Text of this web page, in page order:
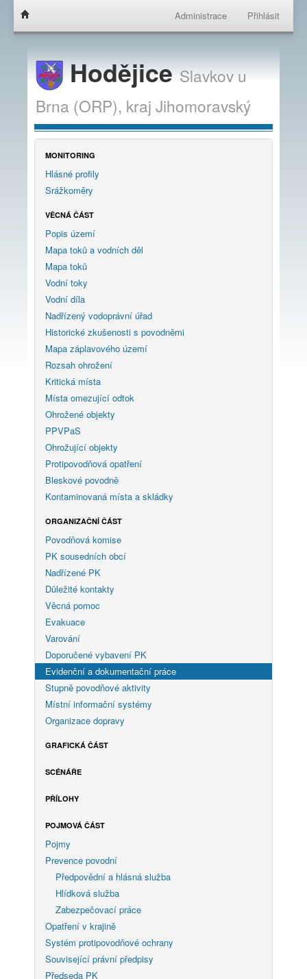
Administrace Přihlásit
HodějiceSlavkov u
Brna (ORP), kraj Jihomoravský
MONITORING
Hlásné profily
Srážkoměry
VĚCNÁ ČÁST
Popis území
Mapa toků a vodních děl
Mapa toků
Vodní toky
Vodní díla
Nadřízený vodoprávní úřad
Historické zkušenosti s povodněmi
Mapa záplavového území
Rozsah ohrožení
Kritická místa
Místa omezující odtok
Ohrožené objekty
PPVPaS
Ohrožující objekty
Protipovodňová opatření
Bleskové povodně
Kontaminovaná místa a skládky
ORGANIZAČNÍ ČÁST
Povodňová komise
PK sousedních obcí
Nadřízené PK
Důležité kontakty
Věcná pomoc
Evakuace
Varování
Doporučené vybavení PK
Evidenční a dokumentační práce
Stupně povodňové aktivity
Místní informační systémy
Organizace dopravy
GRAFICKÁ ČÁST
SCÉNÁŘE
PŘÍLOHY
POJMOVÁ ČÁST
Pojmy
Prevence povodní
Předpovědní a hlásná služba
Hlídková služba
Zabezpečovací práce
Opatření v krajině
Systém protipovodňové ochrany
Související právní předpisy
Předseda PK